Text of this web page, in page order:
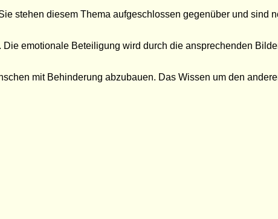
stehen diesem Thema aufgeschlossen gegenüber und sind
emotionale Beteiligung wird durch die ansprechenden
mit Behinderung abzubauen. Das Wissen um den